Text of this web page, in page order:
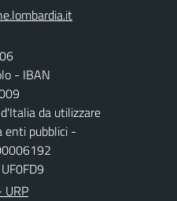
- IBAN
da utilizzare
enti pubblici -
URP